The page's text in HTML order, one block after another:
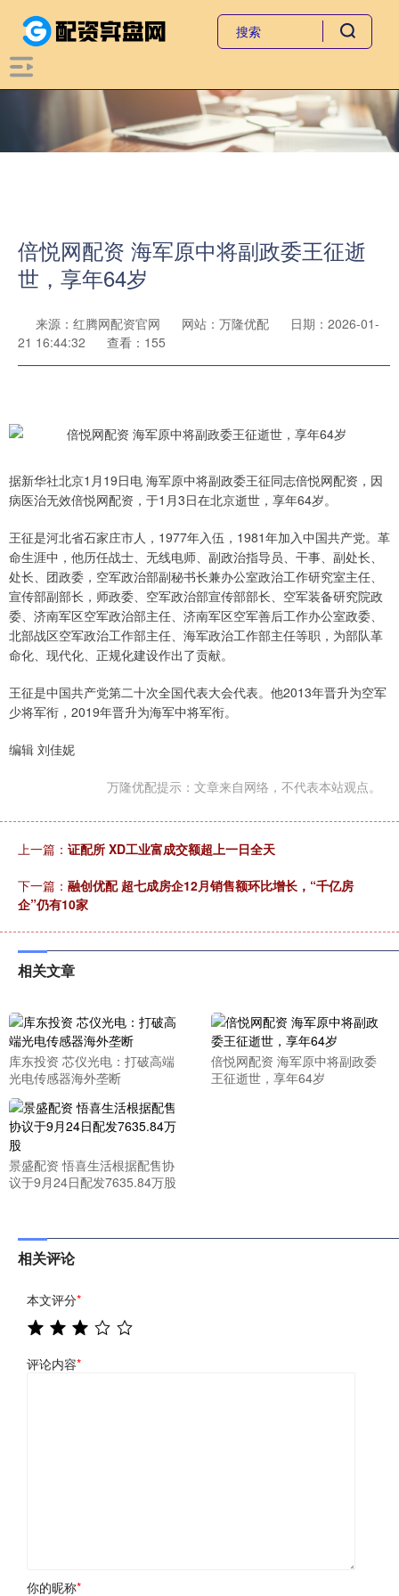
倍悦网配资 海军原中将副政委王征逝
世，享年64岁
来源：红腾网配资官网 网站：万隆优配
日期：2026-01-
21 16:44:32
查看：155
据新华社北京1月19日电 海军原中将副政委王征同志倍悦网配资，因
病医治无效倍悦网配资，于1月3日在北京逝世，享年64岁。
王征是河北省石家庄市人，1977年入伍，1981年加入中国共产党。革
命生涯中，他历任战士、无线电师、副政治指导员、干事、副处长、
处长、团政委，空军政治部副秘书长兼办公室政治工作研究室主任、
宣传部副部长，师政委、空军政治部宣传部部长、空军装备研究院政
委、济南军区空军政治部主任、济南军区空军善后工作办公室政委、
北部战区空军政治工作部主任、海军政治工作部主任等职，为部队革
命化、现代化、正规化建设作出了贡献。
王征是中国共产党第二十次全国代表大会代表。他2013年晋升为空军
少将军衔，2019年晋升为海军中将军衔。
编辑 刘佳妮
万隆优配提示：文章来自网络，不代表本站观点。
上一篇： 证配所 XD工业富成交额超上一日全天
下一篇： 融创优配 超七成房企12月销售额环比增长，“千亿房
企”仍有10家
相关文章
库东投资 芯仪光电：打破高端
光电传感器海外垄断
倍悦网配资 海军原中将副政委
王征逝世，享年64岁
景盛配资 悟喜生活根据配售协
议于9月24日配发7635.84万股
相关评论
本文评分*
评论内容*
你的昵称*